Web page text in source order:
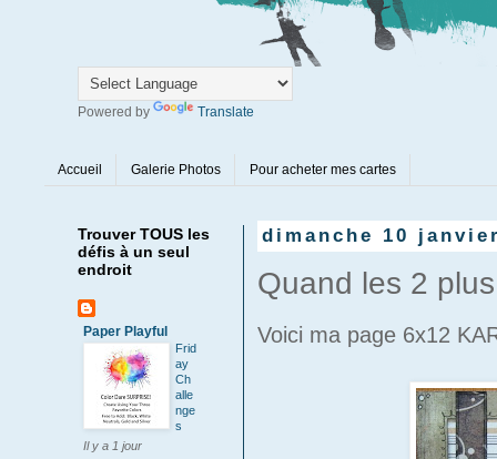
Powered by Translate
Accueil Galerie Photos Pour acheter mes cartes
dimanche 10
Quand les 2
Voici ma page 6x12
Trouver TOUS les
défis à un seul
endroit
Paper Playful
Frid
ay
Ch
alle
nge
s
Il y a 1 jour